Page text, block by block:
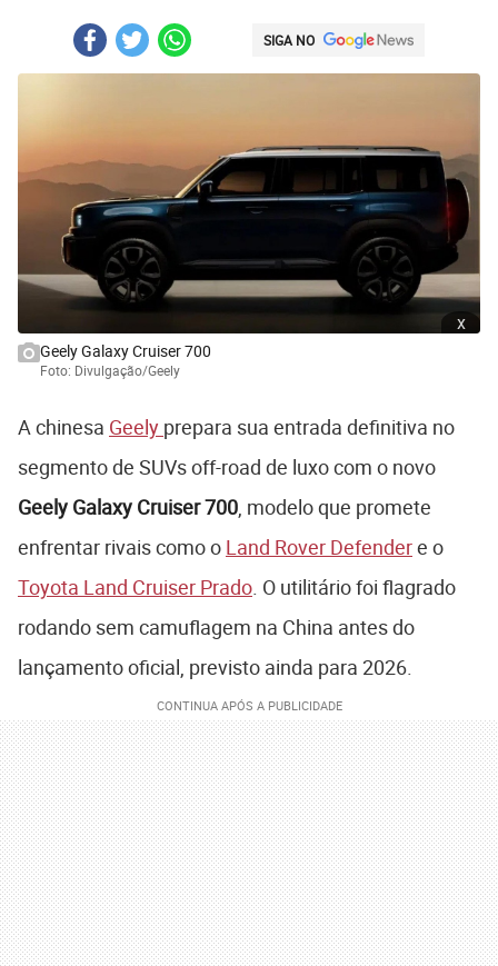
SIGA NO
x
Geely Galaxy Cruiser 700
Foto: Divulgação/Geely
A chinesa Geely prepara sua entrada definitiva no
segmento de SUVs off-road de luxo com o novo
Geely Galaxy Cruiser 700, modelo que promete
enfrentar rivais como o Land Rover Defendere o
Toyota Land Cruiser Prado. O utilitário foi flagrado
rodando sem camuflagem na China antes do
lançamento oficial, previsto ainda para 2026.